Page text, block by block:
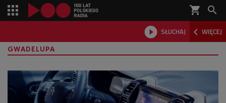
shopping_cart 
 SŁUCHAJ  WIĘCEJ

GWADELUPA